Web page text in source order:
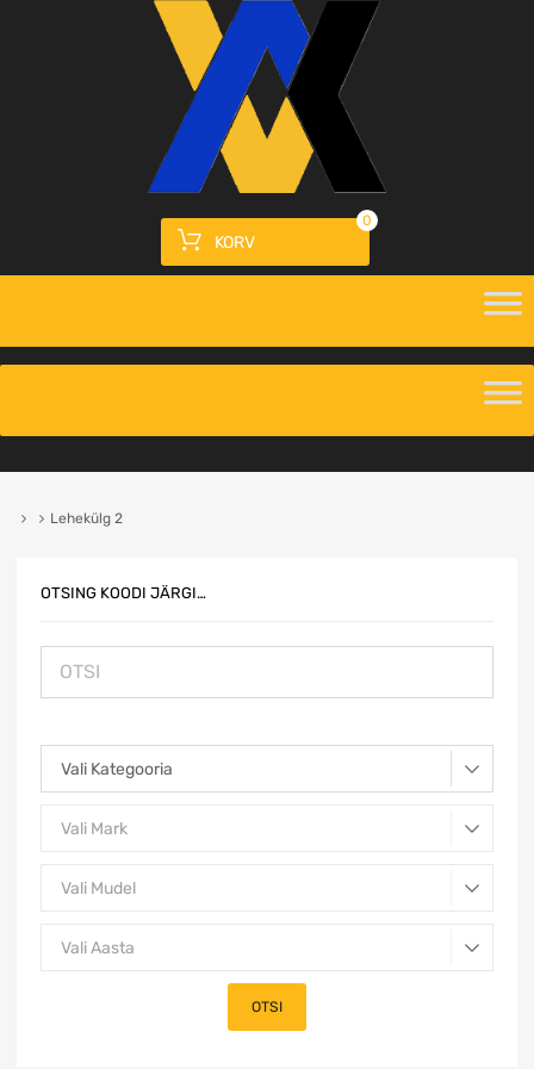
KORV
0
Lehekülg 2
OTSING KOODI JÄRGI…